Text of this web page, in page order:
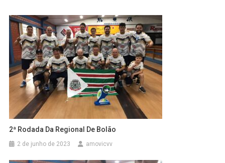
2ª Rodada Da Regional De Bolão
2 de junho de 2023 amovicvv